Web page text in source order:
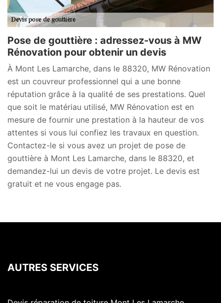
Pose de gouttière : adressez-vous à MW
Rénovation pour obtenir un devis
À Mont Les Lamarche, dans le 88320, MW Rénovation
est un couvreur professionnel qui a une bonne
réputation grâce à la qualité de ses prestations. Quel
que soit le matériau utilisé, MW Rénovation est en
mesure de fournir une prestation à la hauteur de vos
attentes si vous lui confiez les travaux en question.
Contactez-le si vous avez un projet de pose de
gouttière à Mont Les Lamarche, dans le 88320, et
demandez-lui un devis de votre projet. Le devis est
gratuit et ne vous engage pas.
AUTRES SERVICES